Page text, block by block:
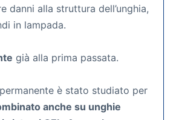
danni alla struttura dell’unghia,
in lampada.
già alla prima passata.
è stato studiato per
anche su unghie